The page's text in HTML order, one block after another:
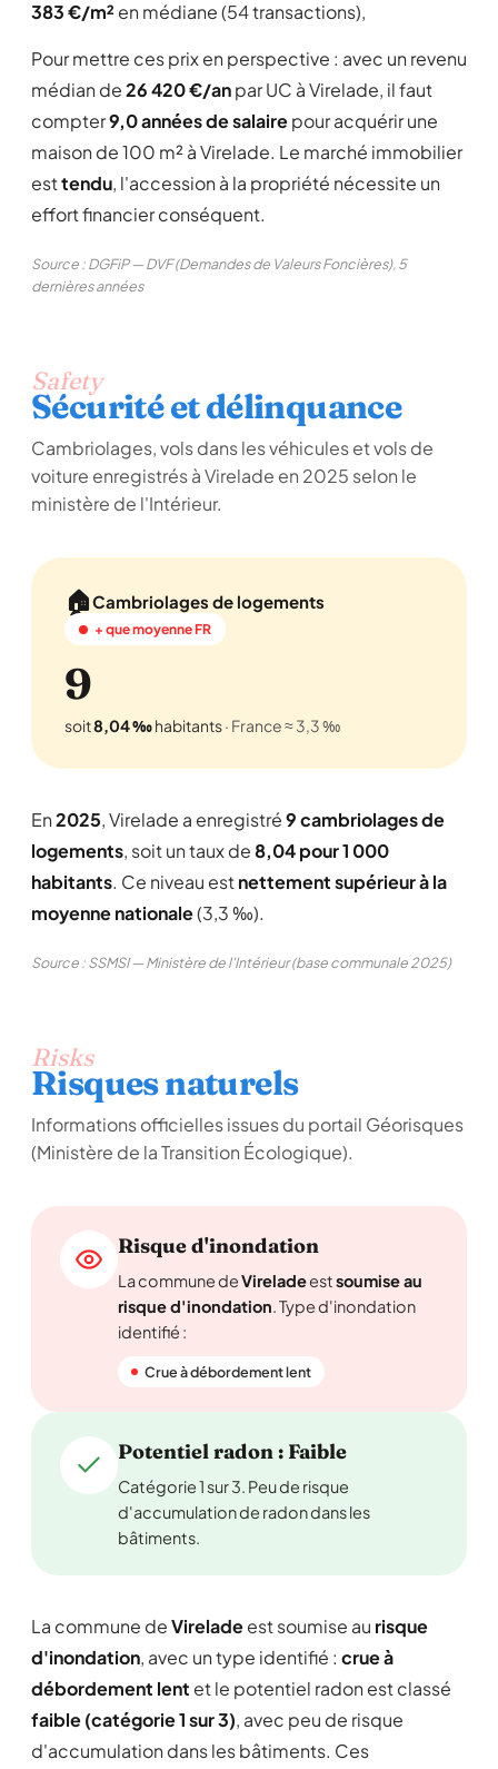
383 €/m² en médiane (54 transactions),
Pour mettre ces prix en perspective : avec un revenu
médian de26 420 €/anpar UC à Virelade, il faut
compter9,0 années de salairepour acquérir une
maison de 100 m² à Virelade. Le marché immobilier
esttendu, l'accession à la propriété nécessite un
effort financier conséquent.
Source : DGFiP — DVF (Demandes de Valeurs Foncières), 5
dernières années
Safety
Sécurité et délinquance
Cambriolages, vols dans les véhicules et vols de
voiture enregistrés à Virelade en 2025 selon le
ministère de l'Intérieur.
🏠Cambriolages de logements
+ que moyenne FR
9
soit8,04 ‰habitants· France ≈ 3,3 ‰
En2025, Virelade a enregistré9 cambriolages de
logements, soit un taux de8,04 pour 1 000
habitants. Ce niveau estnettement supérieur à la
moyenne nationale(3,3 ‰).
Source : SSMSI — Ministère de l'Intérieur (base communale 2025)
Risks
Risques naturels
Informations officielles issues du portail Géorisques
(Ministère de la Transition Écologique).
Risque d'inondation
La commune deVireladeestsoumise au
risque d'inondation. Type d'inondation
identifié :
Crue à débordement lent
Potentiel radon : Faible
Catégorie 1 sur 3. Peu de risque
d'accumulation de radon dans les
bâtiments.
La commune deVireladeest soumise au risque
d'inondation, avec un type identifié : crue à
débordement lent et le potentiel radon est classé
faible (catégorie 1 sur 3), avec peu de risque
d'accumulation dans les bâtiments. Ces